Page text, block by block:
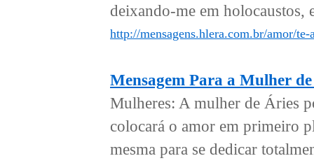
deixando-me em holocaustos,
http://mensagens.hlera.com.br/amor/
Mensagem Para a Mulher
Mulheres: A mulher de Áries
colocará o amor em primeiro
mesma para se dedicar